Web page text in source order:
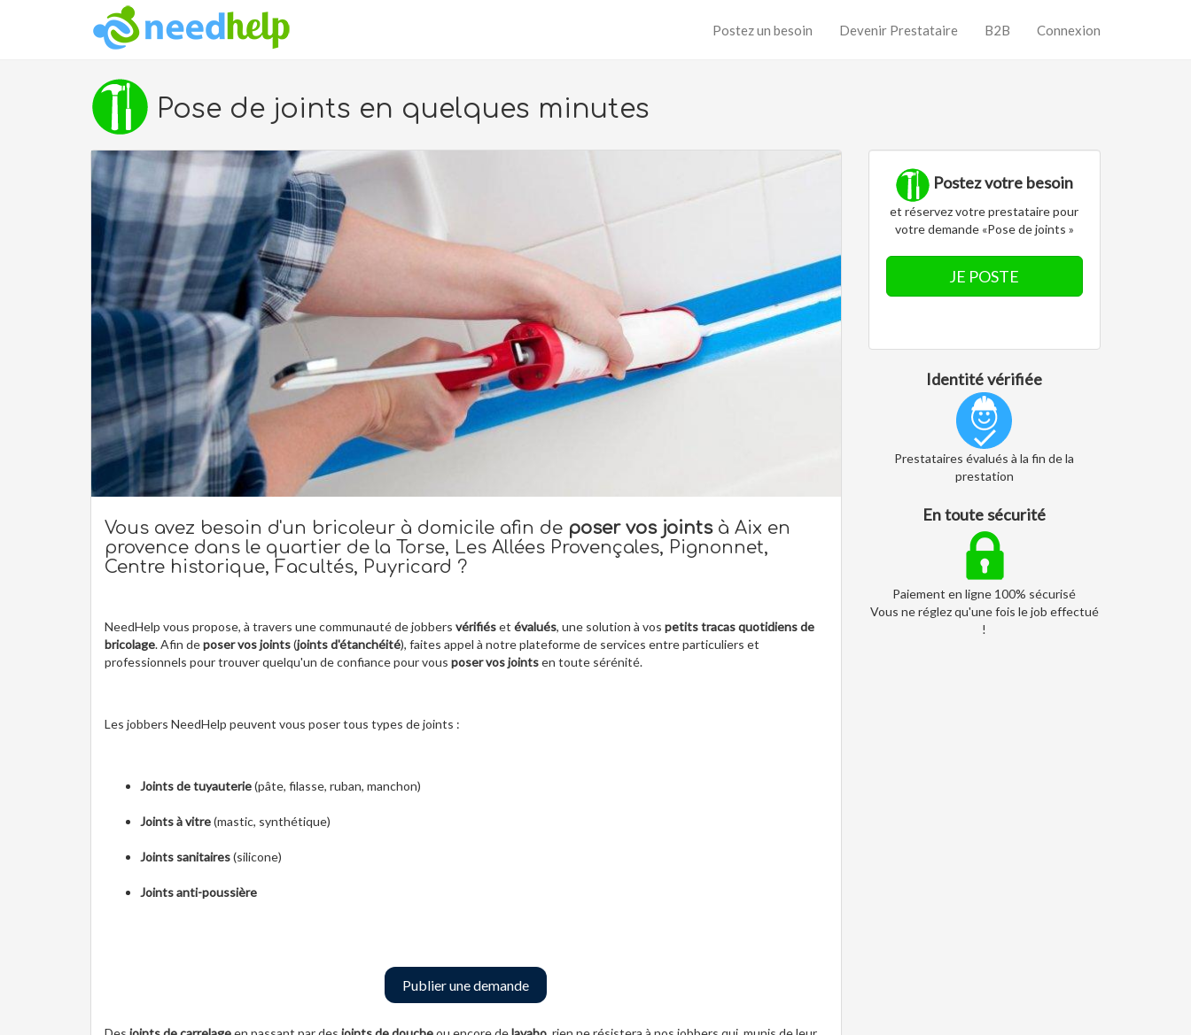
Postez un besoin Devenir Prestataire B2B Connexion
Pose de joints en quelques minutes
Vous avez besoin d'un bricoleur à domicile afin de poser vos jointsà Aix en
provence dans le quartier de la Torse, Les Allées Provençales, Pignonnet,
Centre historique, Facultés, Puyricard ?
NeedHelp vous propose, à travers une communauté de jobbers vérifiéset évalués, une solution à vos petits tracas quotidiens de
bricolage. Afin deposer vos joints(joints d'étanchéité), faites appel à notre plateforme de services entre particuliers et
professionnels pour trouver quelqu'un de confiance pour vous poser vos jointsen toute sérénité.
Les jobbers NeedHelp peuvent vous poser tous types de joints :
Joints de tuyauterie(pâte, filasse, ruban, manchon)
Joints à vitre(mastic, synthétique)
Joints sanitaires(silicone)
Joints anti-poussière
Publier une demande
Postez votre besoin
et réservez votre prestataire pour
votre demande «Pose de joints »
JE POSTE
Identité vérifiée
Prestataires évalués à la fin de la
prestation
En toute sécurité
Paiement en ligne 100% sécurisé
Vous ne réglez qu'une fois le job effectué
!